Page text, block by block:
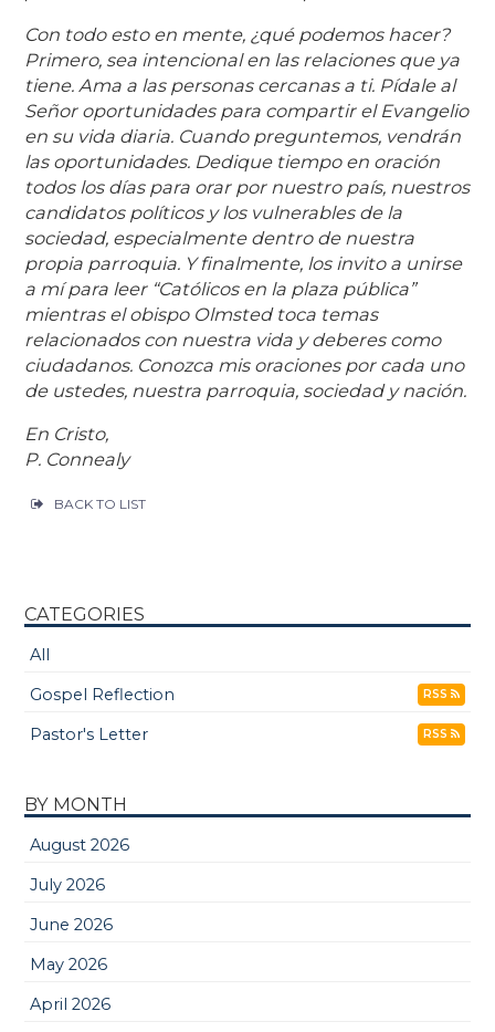
Con todo esto en mente, ¿qué podemos hacer?
Primero, sea intencional en las relaciones que ya
tiene. Ama a las personas cercanas a ti. Pídale al
Señor oportunidades para compartir el Evangelio
en su vida diaria. Cuando preguntemos, vendrán
las oportunidades. Dedique tiempo en oración
todos los días para orar por nuestro país, nuestros
candidatos políticos y los vulnerables de la
sociedad, especialmente dentro de nuestra
propia parroquia. Y finalmente, los invito a unirse
a mí para leer “Católicos en la plaza pública”
mientras el obispo Olmsted toca temas
relacionados con nuestra vida y deberes como
ciudadanos. Conozca mis oraciones por cada uno
de ustedes, nuestra parroquia, sociedad y nación.
En Cristo,
P. Connealy
BACK TO LIST
CATEGORIES
All
Gospel Reflection
RSS
Pastor's Letter RSS
BY MONTH
August 2026
July 2026
June 2026
May 2026
April 2026